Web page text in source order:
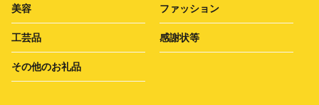
美容 ファッション
工芸品 感謝状等
その他のお礼品